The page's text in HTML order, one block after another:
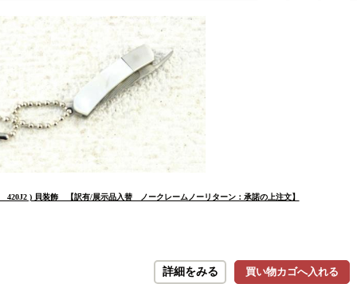
420J2 ) 貝装飾 【訳有/展示品入替 ノークレームノーリターン：承諾の上注文】
買い物カゴへ入れる
詳細をみる